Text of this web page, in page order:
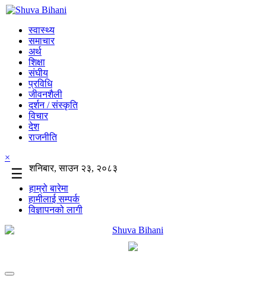
स्वास्थ्य
समाचार
अर्थ
शिक्षा
संघीय
प्रविधि
जीवनशैली
दर्शन / संस्कृति
विचार
देश
राजनीति
×
☰
शनिबार, साउन २३, २०८३
हाम्रो बारेमा
हामीलाई सम्पर्क
विज्ञापनको लागी